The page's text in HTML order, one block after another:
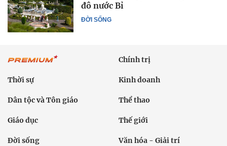
ĐỜI SỐNG
đô nước Bỉ
Chính trị
Thời sự Kinh doanh
Dân tộc và Tôn giáo Thể thao
Giáo dục Thế giới
Đời sống Văn hóa - Giải trí